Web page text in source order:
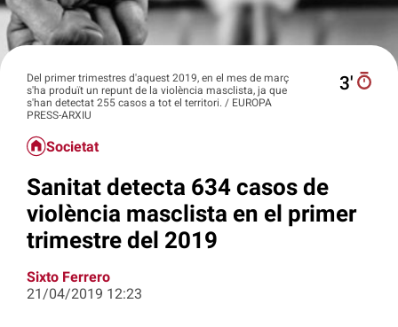
Del primer trimestres d'aquest 2019, en el mes de març
s'ha produït un repunt de la violència masclista, ja que
s'han detectat 255 casos a tot el territori. / EUROPA
PRESS-ARXIU
3′
Societat
Sanitat detecta 634 casos de
violència masclista en el primer
trimestre del 2019
Sixto Ferrero
21/04/2019 12:23